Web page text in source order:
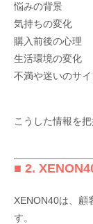
悩みの背景
気持ちの変化
購入前後の心理
生活環境の変化
不満や迷いのサイ
こうした情報を
■ 2.
XENON40は、顧
す。